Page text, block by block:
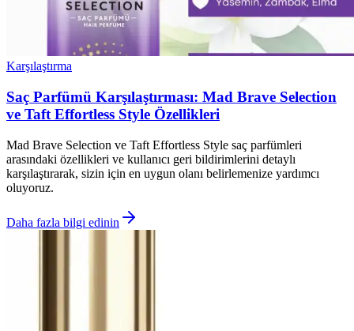
Karşılaştırma
Saç Parfümü Karşılaştırması: Mad Brave Selection
ve Taft Effortless Style Özellikleri
Mad Brave Selection ve Taft Effortless Style saç parfümleri
arasındaki özellikleri ve kullanıcı geri bildirimlerini detaylı
karşılaştırarak, sizin için en uygun olanı belirlemenize yardımcı
oluyoruz.
Daha fazla bilgi edinin